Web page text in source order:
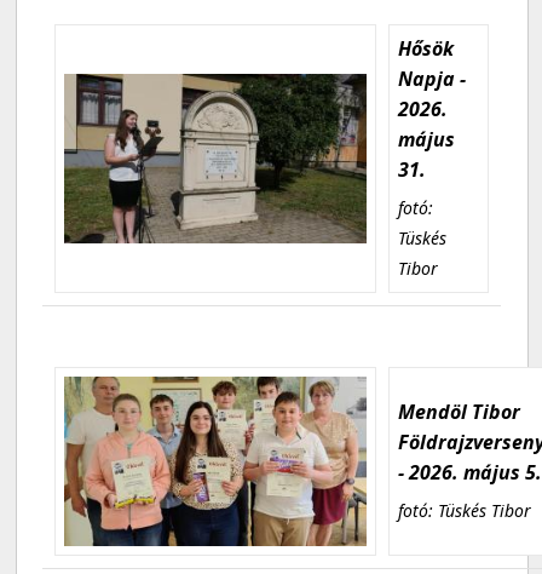
Hősök
Napja -
2026.
május
31.
fotó:
Tüskés
Tibor
Mendöl Tibor
- 2026. május 5.
fotó: Tüskés Tibor